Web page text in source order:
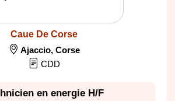
Caue De Corse
Ajaccio, Corse
CDD
en energie H/F